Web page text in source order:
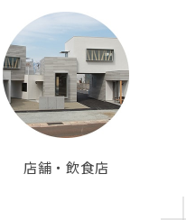
店舗・飲食店